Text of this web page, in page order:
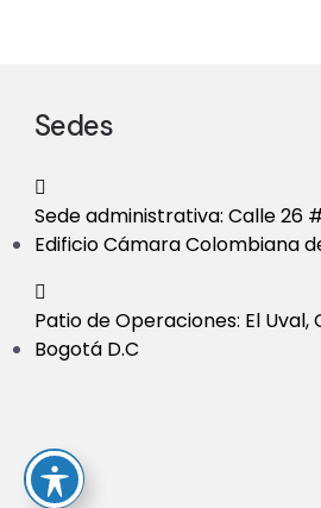
Sedes
Sede administrativa: Calle 26
Edificio Cámara Colombiana
Patio de Operaciones: El Uval,
Bogotá D.C